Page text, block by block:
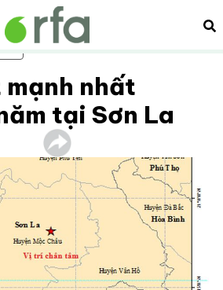
nhất
tại Sơn La